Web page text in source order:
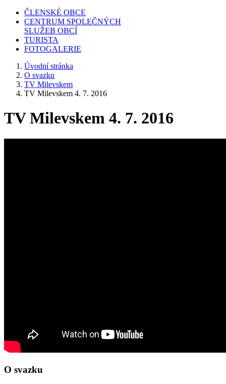
ČLENSKÉ OBCE
CENTRUM SPOLEČNÝCH
SLUŽEB OBCÍ
TURISTA
FOTOGALERIE
Úvodní stránka
O svazku
TV Milevskem
TV Milevskem 4. 7. 2016
TV Milevskem 4. 7. 2016
O svazku